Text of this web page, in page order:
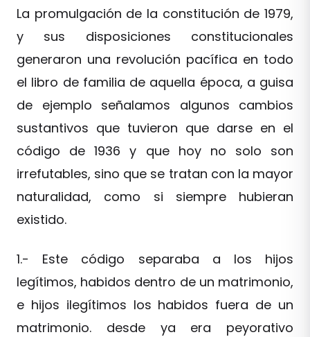
La promulgación de la constitución de 1979,
y sus disposiciones constitucionales
generaron una revolución pacífica en todo
el libro de familia de aquella época, a guisa
de ejemplo señalamos algunos cambios
sustantivos que tuvieron que darse en el
código de 1936 y que hoy no solo son
irrefutables, sino que se tratan con la mayor
naturalidad, como si siempre hubieran
existido.
1.- Este código separaba a los hijos
legítimos, habidos dentro de un matrimonio,
e hijos ilegítimos los habidos fuera de un
matrimonio. desde ya era peyorativo